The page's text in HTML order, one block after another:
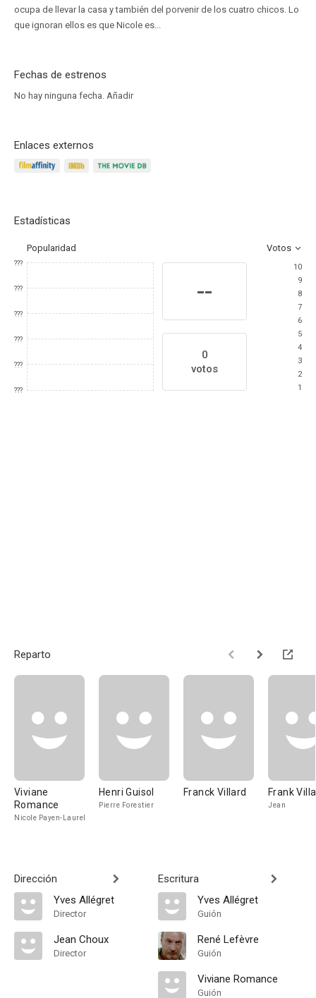
ocupa de llevar la casa y también del porvenir de los cuatro chicos. Lo
que ignoran ellos es que Nicole es...
Fechas de estrenos
No hay ninguna fecha. Añadir
Enlaces externos
Estadísticas
Popularidad Votos
???
???
???
???
???
???
--
0
votos
10
9
8
7
6
5
4
3
2
1
Reparto
Viviane
Romance
Nicole Payen-Laurel
Henri Guisol
Pierre Forestier
Franck Villard Frank
Jean
Dirección
Yves Allégret
Director
Jean Choux
Director
Escritura
Yves Allégret
Guión
René Lefèvre
Guión
Viviane Romance
Guión